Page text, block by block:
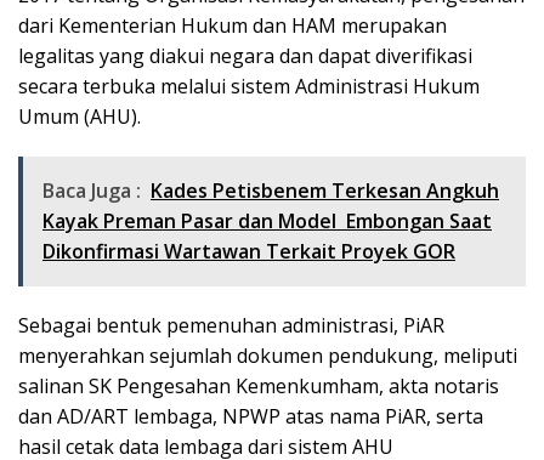
dari Kementerian Hukum dan HAM merupakan
legalitas yang diakui negara dan dapat diverifikasi
secara terbuka melalui sistem Administrasi Hukum
Umum (AHU).
Baca Juga : Kades Petisbenem Terkesan Angkuh
Kayak Preman Pasar dan Model Embongan Saat
Dikonfirmasi Wartawan Terkait Proyek GOR
Sebagai bentuk pemenuhan administrasi, PiAR
menyerahkan sejumlah dokumen pendukung, meliputi
salinan SK Pengesahan Kemenkumham, akta notaris
dan AD/ART lembaga, NPWP atas nama PiAR, serta
hasil cetak data lembaga dari sistem AHU